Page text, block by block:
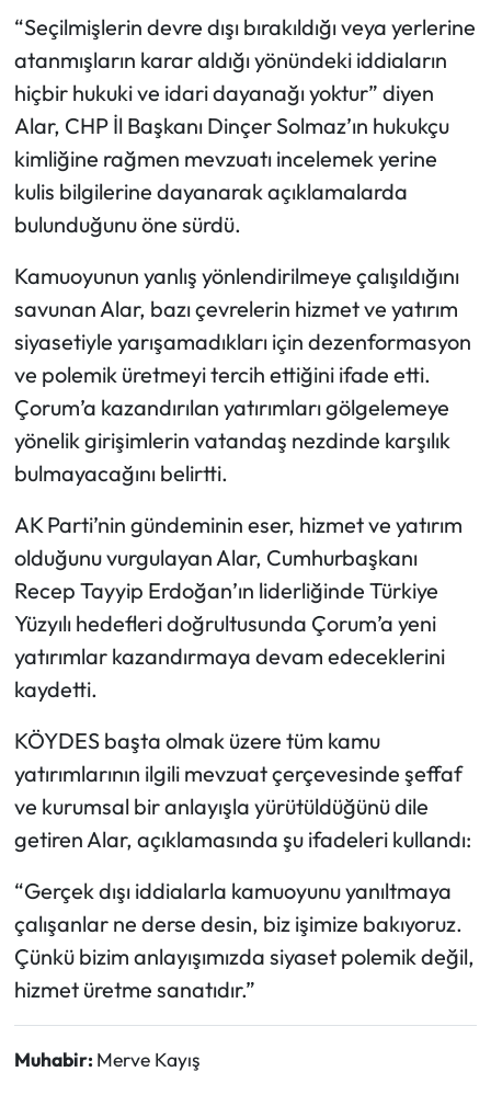
“Seçilmişlerin devre dışı bırakıldığı veya yerlerine
atanmışların karar aldığı yönündeki iddiaların
hiçbir hukuki ve idari dayanağı yoktur” diyen
Alar, CHP İl Başkanı Dinçer Solmaz’ın hukukçu
kimliğine rağmen mevzuatı incelemek yerine
kulis bilgilerine dayanarak açıklamalarda
bulunduğunu öne sürdü.
Kamuoyunun yanlış yönlendirilmeye çalışıldığını
savunan Alar, bazı çevrelerin hizmet ve yatırım
siyasetiyle yarışamadıkları için dezenformasyon
ve polemik üretmeyi tercih ettiğini ifade etti.
Çorum’a kazandırılan yatırımları gölgelemeye
yönelik girişimlerin vatandaş nezdinde karşılık
bulmayacağını belirtti.
AK Parti’nin gündeminin eser, hizmet ve yatırım
olduğunu vurgulayan Alar, Cumhurbaşkanı
Recep Tayyip Erdoğan’ın liderliğinde Türkiye
Yüzyılı hedefleri doğrultusunda Çorum’a yeni
yatırımlar kazandırmaya devam edeceklerini
kaydetti.
KÖYDES başta olmak üzere tüm kamu
yatırımlarının ilgili mevzuat çerçevesinde şeffaf
ve kurumsal bir anlayışla yürütüldüğünü dile
getiren Alar, açıklamasında şu ifadeleri kullandı:
“Gerçek dışı iddialarla kamuoyunu yanıltmaya
çalışanlar ne derse desin, biz işimize bakıyoruz.
Çünkü bizim anlayışımızda siyaset polemik değil,
hizmet üretme sanatıdır.”
Muhabir: Merve Kayış
Yemek Tarifleri
Yerel Haberler